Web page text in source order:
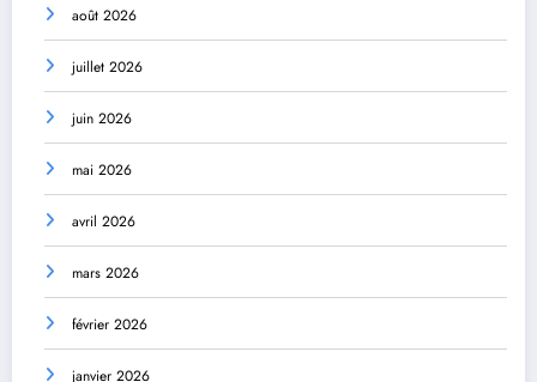
août 2026
juillet 2026
juin 2026
mai 2026
avril 2026
mars 2026
février 2026
janvier 2026